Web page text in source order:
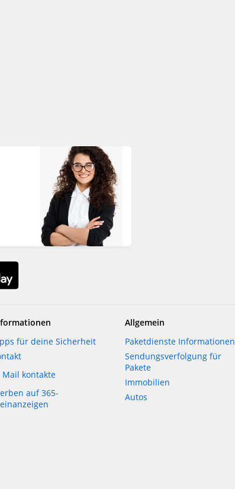
für deine Sicherheit
Mail kontakte
auf 365-
Allgemein
Paketdienste Informationen
Sendungsverfolgung für
Pakete
Immobilien
Autos